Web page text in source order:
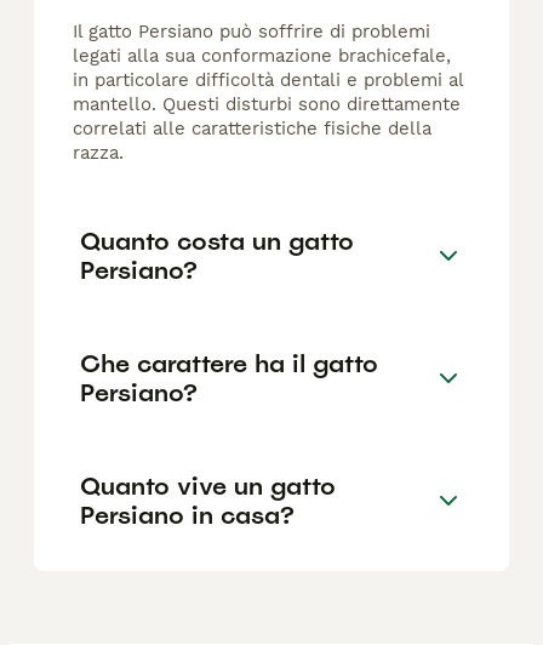
Il gatto Persiano può soffrire di problemi
legati alla sua conformazione brachicefale,
in particolare difficoltà dentali e problemi al
mantello. Questi disturbi sono direttamente
correlati alle caratteristiche fisiche della
razza.
Quanto costa un gatto
Persiano?
Che carattere ha il gatto
Persiano?
Quanto vive un gatto
Persiano in casa?